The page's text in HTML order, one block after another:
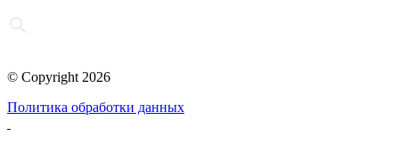
© Copyright 2026
Политика обработки данных